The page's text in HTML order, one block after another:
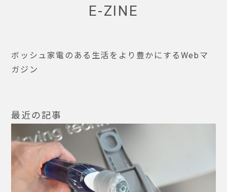
E-ZINE
ボッシュ家電のある生活をより豊かにするWebマ
ガジン
最近の記事